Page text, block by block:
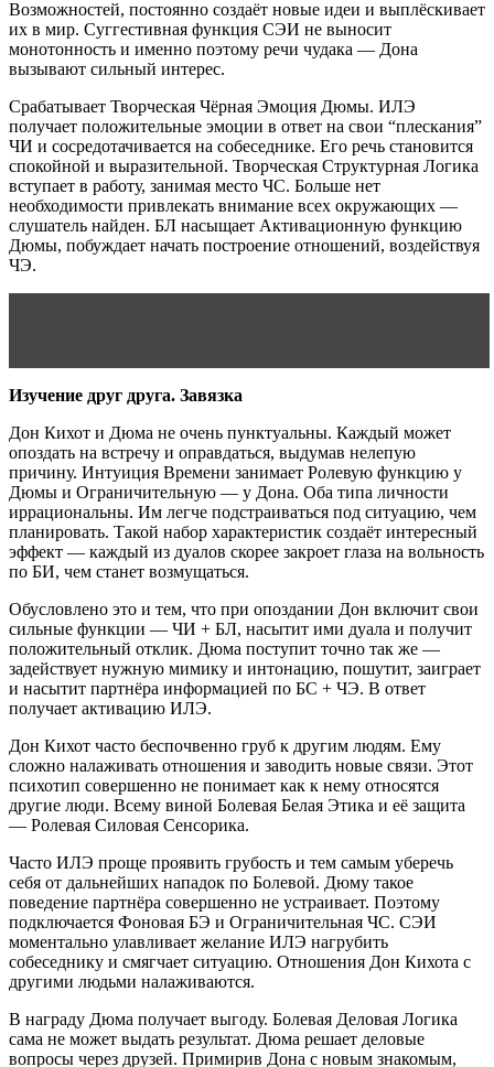
Возможностей, постоянно создаёт новые идеи и выплёскивает
их в мир. Суггестивная функция СЭИ не выносит
монотонность и именно поэтому речи чудака — Дона
вызывают сильный интерес.
Срабатывает Творческая Чёрная Эмоция Дюмы. ИЛЭ
получает положительные эмоции в ответ на свои “плескания”
ЧИ и сосредотачивается на собеседнике. Его речь становится
спокойной и выразительной. Творческая Структурная Логика
вступает в работу, занимая место ЧС. Больше нет
необходимости привлекать внимание всех окружающих —
слушатель найден. БЛ насыщает Активационную функцию
Дюмы, побуждает начать построение отношений, воздействуя
ЧЭ.
Изучение друг друга. Завязка
Дон Кихот и Дюма не очень пунктуальны. Каждый может
опоздать на встречу и оправдаться, выдумав нелепую
причину. Интуиция Времени занимает Ролевую функцию у
Дюмы и Ограничительную — у Дона. Оба типа личности
иррациональны. Им легче подстраиваться под ситуацию, чем
планировать. Такой набор характеристик создаёт интересный
эффект — каждый из дуалов скорее закроет глаза на вольность
по БИ, чем станет возмущаться.
Обусловлено это и тем, что при опоздании Дон включит свои
сильные функции — ЧИ + БЛ, насытит ими дуала и получит
положительный отклик. Дюма поступит точно так же —
задействует нужную мимику и интонацию, пошутит, заиграет
и насытит партнёра информацией по БС + ЧЭ. В ответ
получает активацию ИЛЭ.
Дон Кихот часто беспочвенно груб к другим людям. Ему
сложно налаживать отношения и заводить новые связи. Этот
психотип совершенно не понимает как к нему относятся
другие люди. Всему виной Болевая Белая Этика и её защита
— Ролевая Силовая Сенсорика.
Часто ИЛЭ проще проявить грубость и тем самым уберечь
себя от дальнейших нападок по Болевой. Дюму такое
поведение партнёра совершенно не устраивает. Поэтому
подключается Фоновая БЭ и Ограничительная ЧС. СЭИ
моментально улавливает желание ИЛЭ нагрубить
собеседнику и смягчает ситуацию. Отношения Дон Кихота с
другими людьми налаживаются.
В награду Дюма получает выгоду. Болевая Деловая Логика
сама не может выдать результат. Дюма решает деловые
вопросы через друзей. Примирив Дона с новым знакомым,